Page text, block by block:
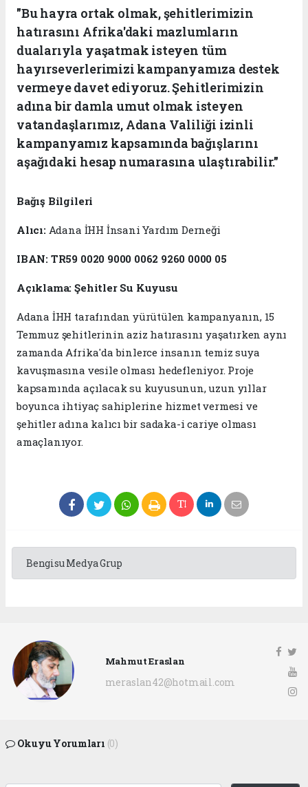
"Bu hayra ortak olmak, şehitlerimizin
hatırasını Afrika'daki mazlumların
dualarıyla yaşatmak isteyen tüm
hayırseverlerimizi kampanyamıza destek
vermeye davet ediyoruz. Şehitlerimizin
adına bir damla umut olmak isteyen
vatandaşlarımız, Adana Valiliği izinli
kampanyamız kapsamında bağışlarını
aşağıdaki hesap numarasına ulaştırabilir."
Bağış Bilgileri
Alıcı:Adana İHH İnsani Yardım Derneği
IBAN: TR59 0020 9000 0062 9260 0000 05
Açıklama: Şehitler Su Kuyusu
Adana İHH tarafından yürütülen kampanyanın, 15
Temmuz şehitlerinin aziz hatırasını yaşatırken aynı
zamanda Afrika'da binlerce insanın temiz suya
kavuşmasına vesile olması hedefleniyor. Proje
kapsamında açılacak su kuyusunun, uzun yıllar
boyunca ihtiyaç sahiplerine hizmet vermesi ve
şehitler adına kalıcı bir sadaka-i cariye olması
amaçlanıyor.
Bengisu Medya Grup
Mahmut Eraslan
meraslan42@hotmail.com
Okuyu Yorumları (0)